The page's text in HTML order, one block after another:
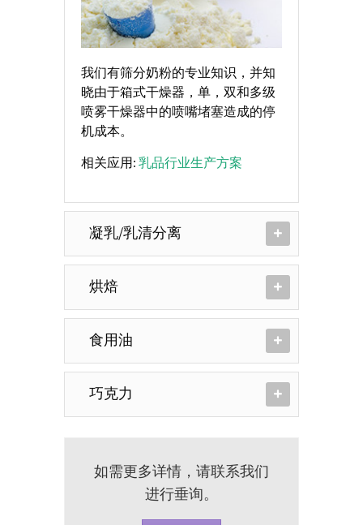
我们有筛分奶粉的专业知识，并知
晓由于箱式干燥器，单，双和多级
喷雾干燥器中的喷嘴堵塞造成的停
机成本。
相关应用:乳品行业生产方案
凝乳/乳清分离
烘焙
食用油
巧克力
如需更多详情，请联系我们
进行垂询。